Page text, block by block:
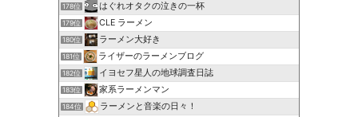
178位 はぐれオタクの泣きの一杯
179位 CLE ラーメン
180位 ラーメン大好き
181位 ライザーのラーメンブログ
182位 イヨセフ星人の地球調査日誌
183位 家系ラーメンマン
184位 ラーメンと音楽の日々！